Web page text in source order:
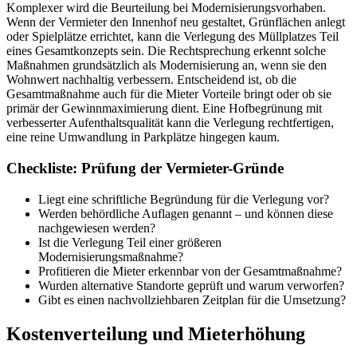
Komplexer wird die Beurteilung bei Modernisierungsvorhaben.
Wenn der Vermieter den Innenhof neu gestaltet, Grünflächen anlegt
oder Spielplätze errichtet, kann die Verlegung des Müllplatzes Teil
eines Gesamtkonzepts sein. Die Rechtsprechung erkennt solche
Maßnahmen grundsätzlich als Modernisierung an, wenn sie den
Wohnwert nachhaltig verbessern. Entscheidend ist, ob die
Gesamtmaßnahme auch für die Mieter Vorteile bringt oder ob sie
primär der Gewinnmaximierung dient. Eine Hofbegrünung mit
verbesserter Aufenthaltsqualität kann die Verlegung rechtfertigen,
eine reine Umwandlung in Parkplätze hingegen kaum.
Checkliste: Prüfung der Vermieter-Gründe
Liegt eine schriftliche Begründung für die Verlegung vor?
Werden behördliche Auflagen genannt – und können diese
nachgewiesen werden?
Ist die Verlegung Teil einer größeren
Modernisierungsmaßnahme?
Profitieren die Mieter erkennbar von der Gesamtmaßnahme?
Wurden alternative Standorte geprüft und warum verworfen?
Gibt es einen nachvollziehbaren Zeitplan für die Umsetzung?
Kostenverteilung und Mieterhöhung